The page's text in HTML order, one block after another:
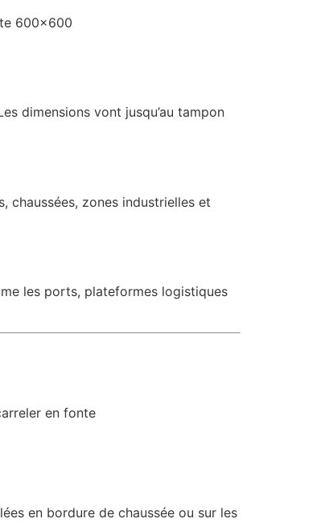
600×600
dimensions vont jusqu’au tampon
zones industrielles et
les ports, plateformes logistiques
en fonte
en bordure de chaussée ou sur les